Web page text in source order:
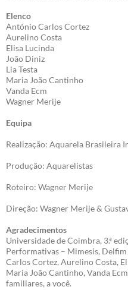
Elenco
António Carlos Cortez
Aurelino Costa
Elisa Lucinda
João Diniz
Lia Testa
Maria João Cantinho
Vanda Ecm
Wagner Merije
Equipa
Realização: Aquarela Brasileira
Produção: Aquarelistas
Roteiro: Wagner Merije
Direção: Wagner Merije &
Agradecimentos
Universidade de Coimbra, 3.ª
Performativas – Mimesis,
Carlos Cortez, Aurelino Costa,
Maria João Cantinho, Vanda
familiares, a você.